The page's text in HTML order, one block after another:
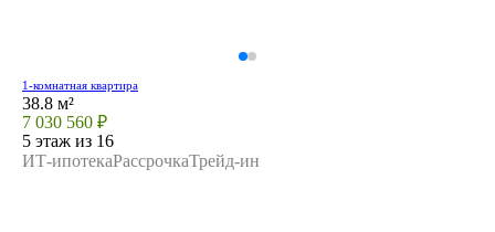
1-комнатная квартира
38.8 м²
7 030 560 ₽
5 этаж из 16
ИТ-ипотекаРассрочкаТрейд-ин